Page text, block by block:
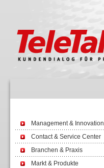
Management & Innovation
Contact & Service Center
Branchen & Praxis
Markt & Produkte